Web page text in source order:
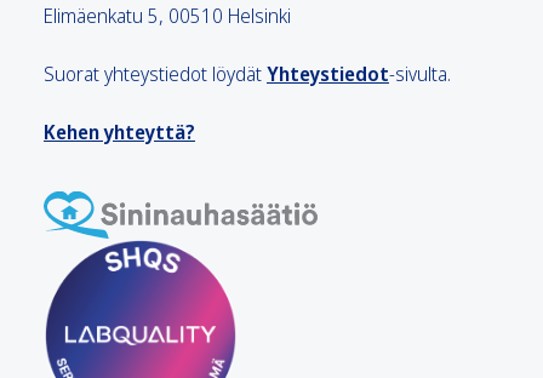
Elimäenkatu 5, 00510 Helsinki
Suorat yhteystiedot löydätYhteystiedot-sivulta.
Kehen yhteyttä?